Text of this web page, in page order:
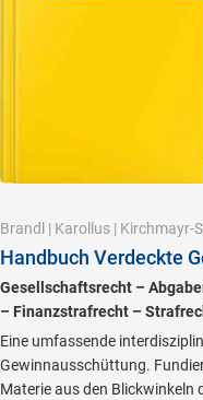
Brandl | Karollus | Kirchmayr-
Handbuch Verdeckte
Gesellschaftsrecht –
– Finanzstrafrecht –
Eine umfassende
Gewinnausschüttung.
Materie aus den Blickwinkeln